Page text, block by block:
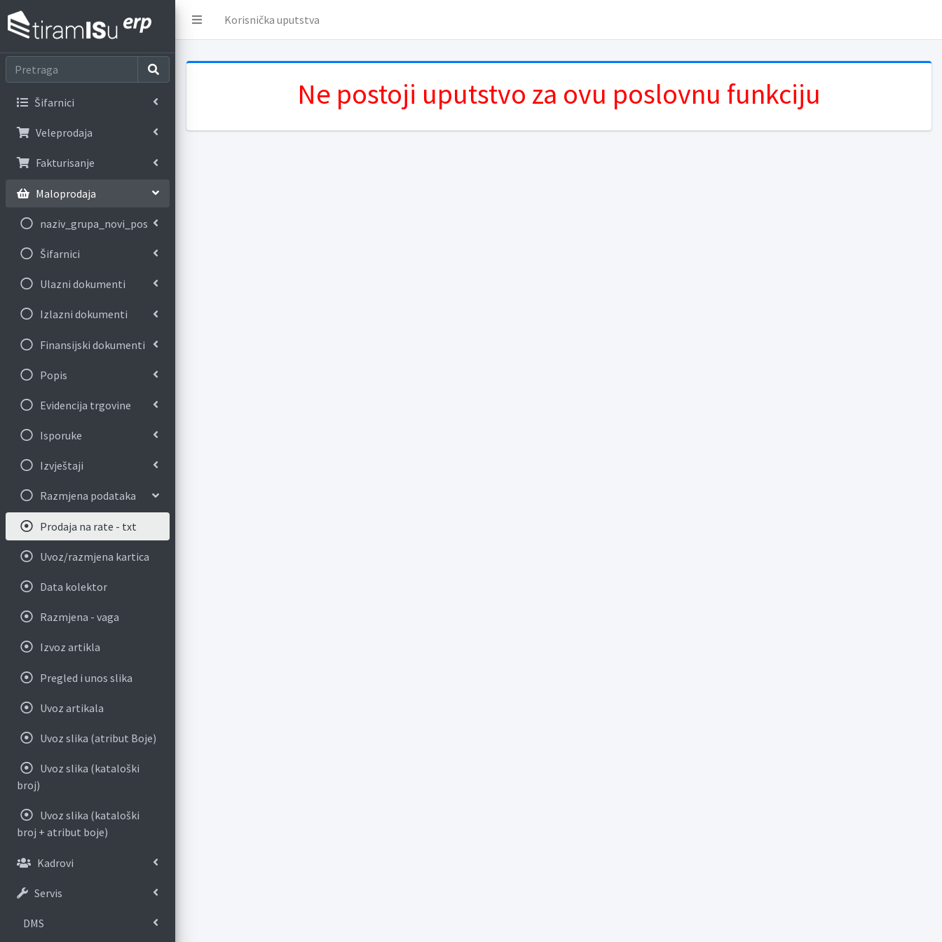
Korisnička uputstva
Šifarnici
Veleprodaja
Fakturisanje
Maloprodaja
naziv_grupa_novi_pos
Šifarnici
Ulazni dokumenti
Izlazni dokumenti
Finansijski dokumenti
Popis
Evidencija trgovine
Isporuke
Izvještaji
Razmjena podataka
Prodaja na rate - txt
Uvoz/razmjena kartica
Data kolektor
Razmjena - vaga
Izvoz artikla
Pregled i unos slika
Uvoz artikala
Uvoz slika (atribut Boje)
Uvoz slika (kataloški
broj)
Uvoz slika (kataloški
broj + atribut boje)
Kadrovi
Servis
DMS
Ne postoji uputstvo za ovu poslovnu funkciju